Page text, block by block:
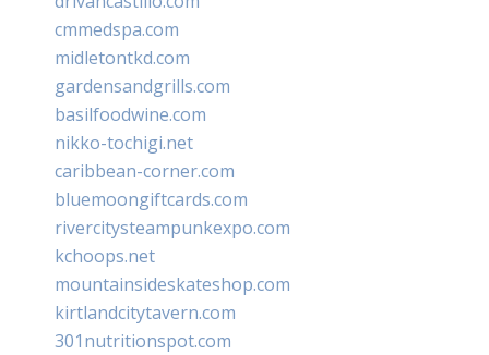
cmmedspa.com
midletontkd.com
gardensandgrills.com
basilfoodwine.com
nikko-tochigi.net
caribbean-corner.com
bluemoongiftcards.com
rivercitysteampunkexpo.com
kchoops.net
mountainsideskateshop.com
kirtlandcitytavern.com
301nutritionspot.com